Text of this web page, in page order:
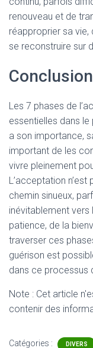
renouveau et de
réapproprier sa vie,
se reconstruire sur
Conclusion
Les 7 phases de
essentielles dans
a son importance,
important de les
vivre pleinement
L’acceptation
chemin sinueux,
inévitablement vers
patience, de la
traverser ces
guérison est
dans ce processus
Note : Cet article
contenir des
Catégories : DIVERS